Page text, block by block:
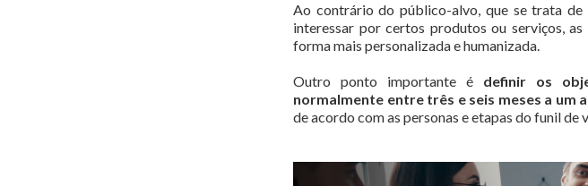
Ao contrário do público-alvo, que se trata de
interessar por certos produtos ou serviços,
forma mais personalizada e humanizada.
Outro ponto importante é definir os
normalmente entre três e seis meses a um
de acordo com as personas e etapas do funil